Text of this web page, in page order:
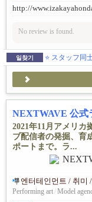
http://
No review is found.
일찾기
NEXTWAVE 公式
2021年11月アメリカ
ブ配信者の発掘、育
ポートまで。ラ...
엔터테인먼트 / 취미
Performing art/Model